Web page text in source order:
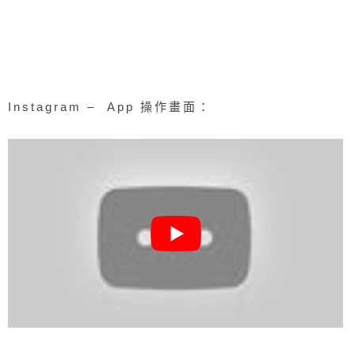
Instagram – App 操作畫面：